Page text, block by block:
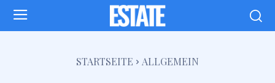
STARTSEITE ALLGEMEIN